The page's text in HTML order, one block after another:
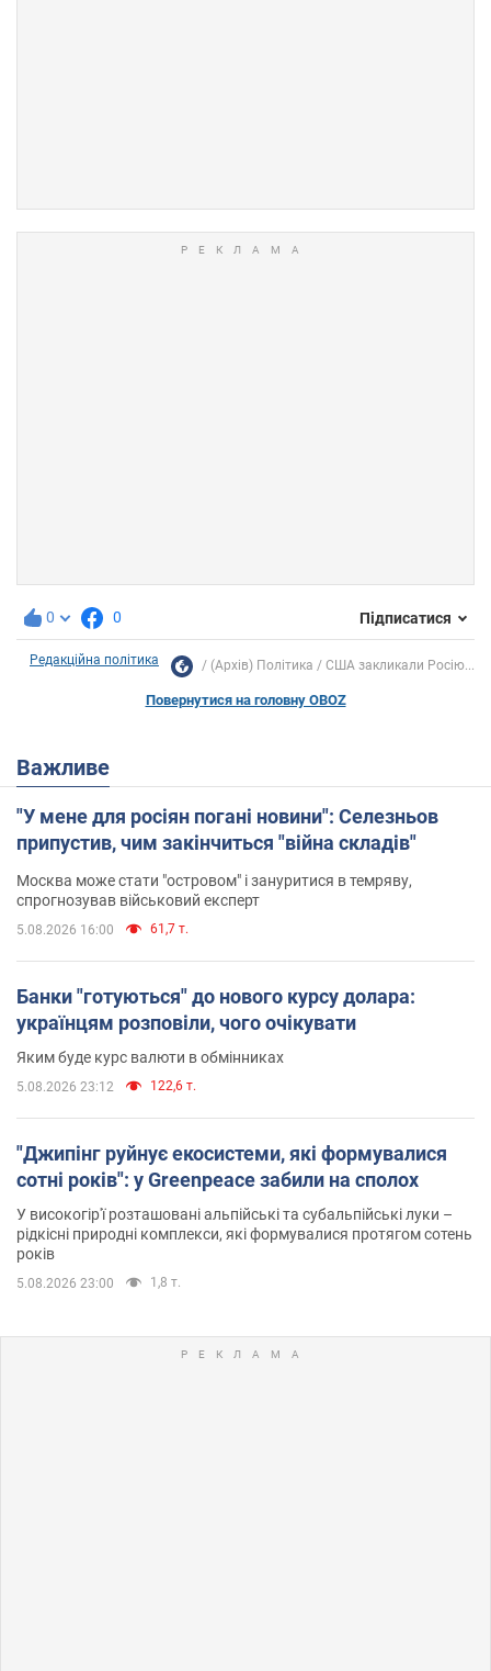
0 0 Підписатися
Редакційна політика (Архів) Політика США закликали Росію...
Повернутися на головну OBOZ
Важливе
"У мене для росіян погані новини": Селезньов
припустив, чим закінчиться "війна складів"
Москва може стати "островом" і зануритися в темряву,
спрогнозував військовий експерт
5.08.2026 16:00 61,7 т.
Банки "готуються" до нового курсу долара:
українцям розповіли, чого очікувати
Яким буде курс валюти в обмінниках
5.08.2026 23:12 122,6 т.
"Джипінг руйнує екосистеми, які формувалися
сотні років": у Greenpeace забили на сполох
У високогір'ї розташовані альпійські та субальпійські луки –
рідкісні природні комплекси, які формувалися протягом сотень
років
5.08.2026 23:00 1,8 т.